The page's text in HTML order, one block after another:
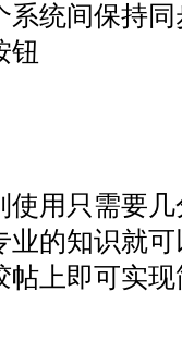
系统间保持同
钮
使用只需要几
业的知识就
帖上即可实